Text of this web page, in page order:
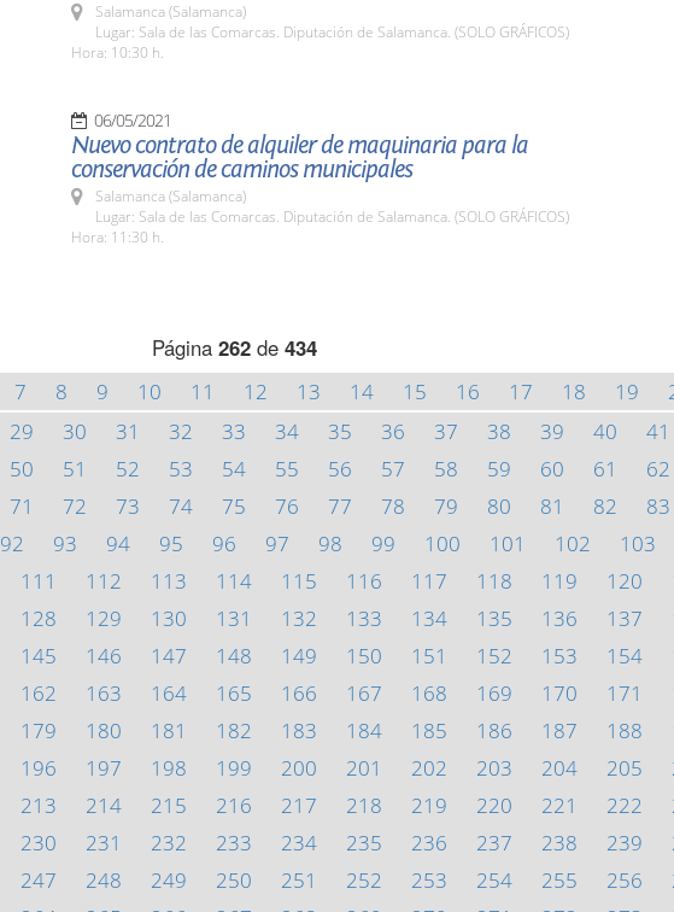
Salamanca (Salamanca)
Lugar: Sala de las Comarcas. Diputación de Salamanca. (SOLO GRÁFICOS)
Hora: 10:30 h.
06/05/2021
Nuevo contrato de alquiler de maquinaria para la
conservación de caminos municipales
Salamanca (Salamanca)
Lugar: Sala de las Comarcas. Diputación de Salamanca. (SOLO GRÁFICOS)
Hora: 11:30 h.
Página 262de 434
7 8 9 10 11 12 13 14 15 16 17 18 19
29 30 31 32 33 34 35 36 37 38 39 40 41
50 51 52 53 54 55 56 57 58 59 60 61 62
71 72 73 74 75 76 77 78 79 80 81 82 83
92 93 94 95 96 97 98 99 100 101 102 103
111 112 113 114 115 116 117 118 119 120
128 129 130 131 132 133 134 135 136 137
145 146 147 148 149 150 151 152 153 154
162 163 164 165 166 167 168 169 170 171
179 180 181 182 183 184 185 186 187 188
196 197 198 199 200 201 202 203 204 205
213 214 215 216 217 218 219 220 221 222
230 231 232 233 234 235 236 237 238 239
247 248 249 250 251 252 253 254 255 256